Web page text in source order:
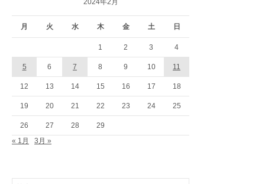
2024年2月
月 火 水 木 金 土 日
1 2 3 4
5 6 7 8 9 10 11
12 13 14 15 16 17 18
19 20 21 22 23 24 25
26 27 28 29
« 1月 3月 »
検